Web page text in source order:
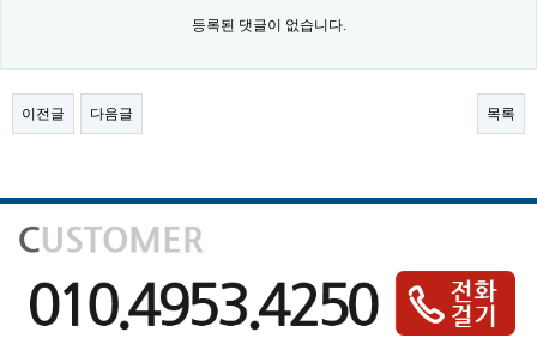
등록된 댓글이 없습니다.
이전글 다음글 목록